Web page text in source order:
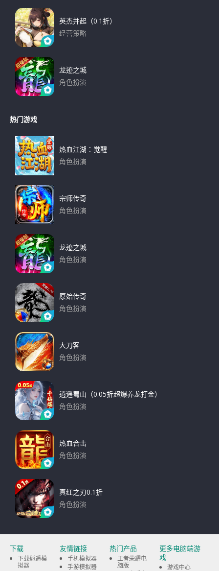
英杰并起（0.1折）
经营策略
龙迹之城
角色扮演
热门游戏
热血江湖：觉醒
角色扮演
宗师传奇
角色扮演
龙迹之城
角色扮演
原始传奇
角色扮演
大刀客
角色扮演
逍遥蜀山（0.05折超爆养龙打金）
角色扮演
热血合击
角色扮演
真红之刃0.1折
角色扮演
下载
下载逍遥模
拟器
友情链接
手机模拟器
手游模拟器
热门产品
王者荣耀电
脑版
更多电脑端游
戏
游戏中心